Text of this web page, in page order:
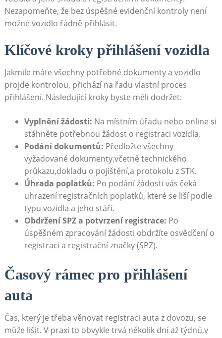
Nezapomeňte, že bez úspěšné evidenční kontroly není
možné vozidlo řádně přihlásit.
Klíčové kroky přihlášení vozidla
Jakmile máte všechny potřebné dokumenty a vozidlo
projde kontrolou, přichází na řadu vlastní proces
přihlášení. Následující kroky byste měli dodržet:
Vyplnění žádosti: Na místním úřadu nebo online si
stáhněte potřebnou žádost o registraci vozidla.
Podání dokumentů: Předložte všechny
vyžadované dokumenty,včetně technického
průkazu,dokladu o pojištění,a protokolu z STK.
Úhrada poplatků: Po podání žádosti vás čeká
uhrazení registračních poplatků, které se liší podle
typu vozidla a jeho stáří.
Obdržení SPZ a potvrzení registrace: Po
úspěšném zpracování žádosti obdržíte osvědčení o
registraci a registrační značky (SPZ).
Časový rámec pro přihlášení
auta
Čas, který je třeba věnovat registraci auta z dovozu, se
může lišit. V praxi to obvykle trvá několik dní až týdnů,v